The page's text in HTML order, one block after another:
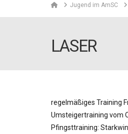
HomeJugend im AmSC
LASER
regelmäßiges Training
Umsteigertraining vom
Pfingsttraining: